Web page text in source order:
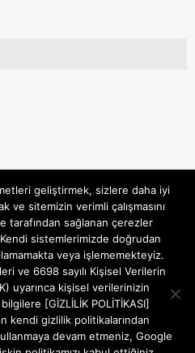
geliştirmek, sizlere daha iyi
ve sitemizin verimli çalışmasını
tarafından sağlanan çerezler
sistemlerimizde doğrudan
veya işlememekteyiz.
ve 6698 sayılı Kişisel Verilerin
uyarınca kişisel verilerinizin
[GİZLİLİK POLİTİKASI]
kendi gizlilik politikalarından
devam etmeniz, Google